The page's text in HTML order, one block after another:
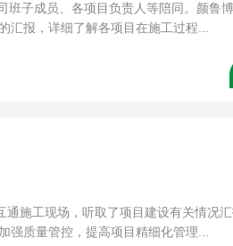
子成员、各项目负责人等陪同。颜鲁
报，详细了解各项目在施工过程...
施工现场，听取了项目建设有关情况
质量管控，提高项目精细化管理...